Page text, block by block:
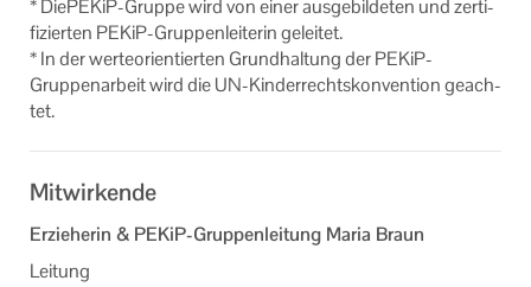
* DiePEKiP-​Gruppe wird von einer aus­ge­bil­de­ten und zer­ti­
fi­zier­ten PEKiP-​Gruppenleiterin ge­lei­tet.
* In der wer­te­ori­en­tier­ten Grund­hal­tung der PEKiP-​
Gruppenarbeit wird die UN-​Kinderrechtskonvention ge­ach­
tet.
Mitwirkende
Erzieherin & PEKiP-Gruppenleitung Maria Braun
Leitung